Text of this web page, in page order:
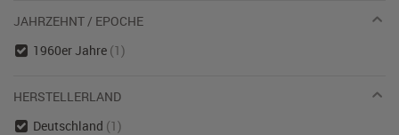
JAHRZEHNT / EPOCHE
1960er Jahre (1)
HERSTELLERLAND
Deutschland (1)